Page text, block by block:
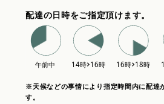
配達の日時をご指定頂けます。
※天候などの事情により指定時間内に配達
す。